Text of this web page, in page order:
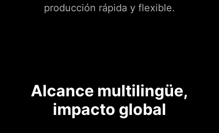
producción rápida y flexible.
Alcance multilingüe,
impacto global